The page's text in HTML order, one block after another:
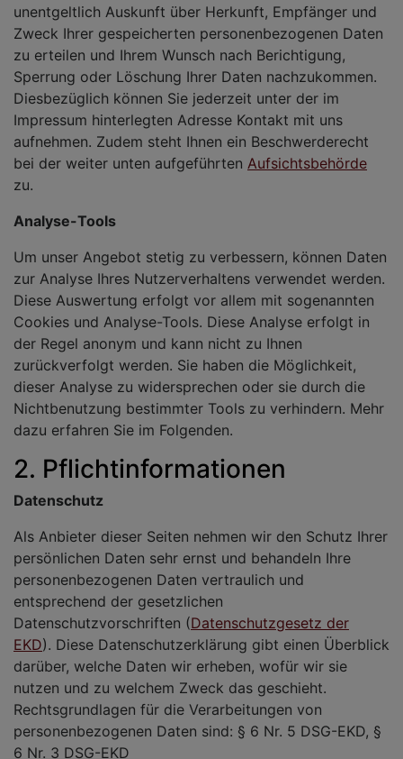
unentgeltlich Auskunft über Herkunft, Empfänger und
Zweck Ihrer gespeicherten personenbezogenen Daten
zu erteilen und Ihrem Wunsch nach Berichtigung,
Sperrung oder Löschung Ihrer Daten nachzukommen.
Diesbezüglich können Sie jederzeit unter der im
Impressum hinterlegten Adresse Kontakt mit uns
aufnehmen. Zudem steht Ihnen ein Beschwerderecht
bei der weiter unten aufgeführten Aufsichtsbehörde
zu.
Analyse-Tools
Um unser Angebot stetig zu verbessern, können Daten
zur Analyse Ihres Nutzerverhaltens verwendet werden.
Diese Auswertung erfolgt vor allem mit sogenannten
Cookies und Analyse-Tools. Diese Analyse erfolgt in
der Regel anonym und kann nicht zu Ihnen
zurückverfolgt werden. Sie haben die Möglichkeit,
dieser Analyse zu widersprechen oder sie durch die
Nichtbenutzung bestimmter Tools zu verhindern. Mehr
dazu erfahren Sie im Folgenden.
2. Pflichtinformationen
Datenschutz
Als Anbieter dieser Seiten nehmen wir den Schutz Ihrer
persönlichen Daten sehr ernst und behandeln Ihre
personenbezogenen Daten vertraulich und
entsprechend der gesetzlichen
Datenschutzvorschriften (Datenschutzgesetz der
EKD). Diese Datenschutzerklärung gibt einen Überblick
darüber, welche Daten wir erheben, wofür wir sie
nutzen und zu welchem Zweck das geschieht.
Rechtsgrundlagen für die Verarbeitungen von
personenbezogenen Daten sind: § 6 Nr. 5 DSG-EKD, §
6 Nr. 3 DSG-EKD